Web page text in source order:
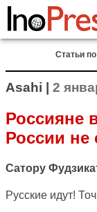
Статьи
Asahi | 2
Россияне
России
Сатору
Русские идут!